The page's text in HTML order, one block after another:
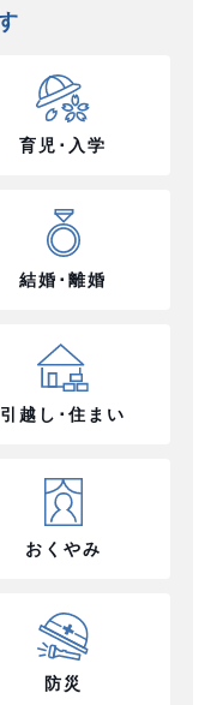
育児･入学
結婚･離婚
引越し･住まい
おくやみ
防災